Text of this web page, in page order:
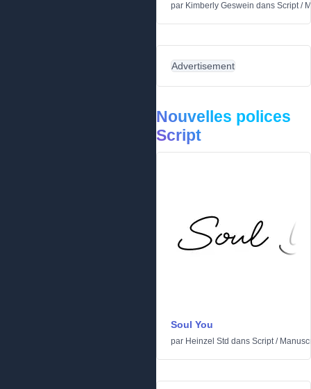
par Kimberly Geswein dans Script/
Advertisement
Nouvelles polices
Script
Soul You
par Heinzel Std dans Script/